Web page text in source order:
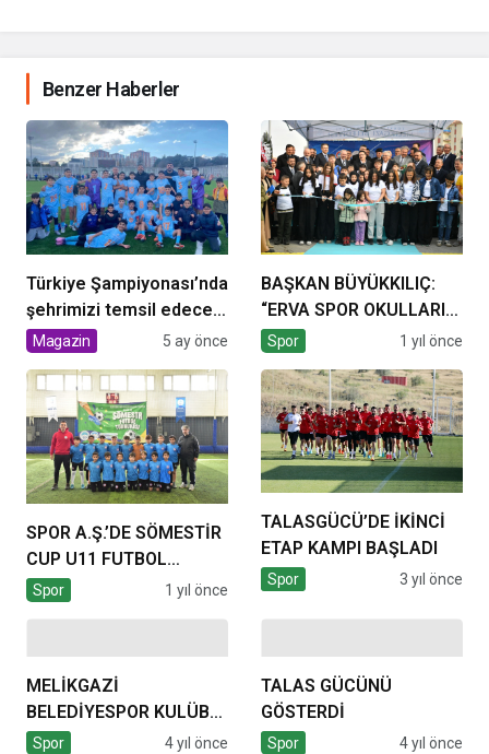
Benzer Haberler
Türkiye Şampiyonası’nda
şehrimizi temsil edecek
olan evlatlarımız
Magazin 5 ay önce
BAŞKAN BÜYÜKKILIÇ:
“ERVA SPOR OKULLARI
BİR EKOL OLUŞTURDU”
Spor 1 yıl önce
SPOR A.Ş.’DE SÖMESTİR
CUP U11 FUTBOL
TURNUVASI BAŞLADI
Spor 1 yıl önce
TALASGÜCÜ’DE İKİNCİ
ETAP KAMPI BAŞLADI
Spor 3 yıl önce
MELİKGAZİ
BELEDİYESPOR KULÜBÜ,
BASKETBOL BÜYÜKLER
Spor 4 yıl önce
TALAS GÜCÜNÜ
GÖSTERDİ
Spor 4 yıl önce